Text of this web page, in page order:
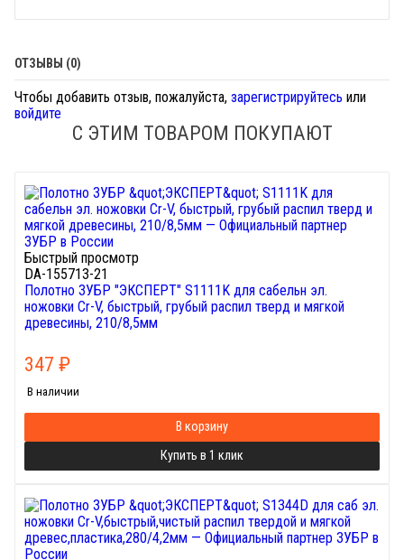
ОТЗЫВЫ (0)
Чтобы добавить отзыв, пожалуйста, зарегистрируйтесь или
войдите
С ЭТИМ ТОВАРОМ ПОКУПАЮТ
Быстрый просмотр
DA-155713-21
Полотно ЗУБР "ЭКСПЕРТ" S1111K для сабельн эл.
ножовки Cr-V, быстрый, грубый распил тверд и мягкой
древесины, 210/8,5мм
347 ₽
В наличии
В корзину
Купить в 1 клик